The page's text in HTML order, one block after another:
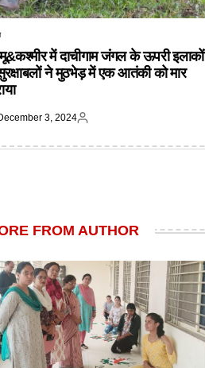
में दाचीगाम जंगल के ऊपरी इलाकों
ने मुठभेड़ में एक आतंकी को मार
3, 2024
Posted
FROM AUTHOR